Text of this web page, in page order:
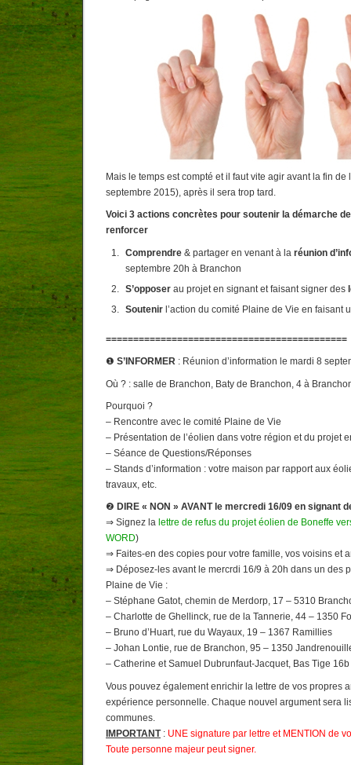
Mais le temps est compté et il faut vite agir avant la fin de
septembre 2015), après il sera trop tard.
Voici 3 actions concrètes pour soutenir la démarche
renforcer
Comprendre & partager en venant à laréunion
septembre 20h à Branchon
S’opposer au projet en signant et faisant signer des
Soutenir l’action du comité Plaine de Vie en faisant
============================================
❶ S’INFORMER : Réunion d’information le mardi 8
Où ? : salle de Branchon, Baty de Branchon, 4 à
Pourquoi ?
– Rencontre avec le comité Plaine de Vie
– Présentation de l’éolien dans votre région et du projet
– Séance de Questions/Réponses
– Stands d’information : votre maison par rapport aux
travaux, etc.
❷ DIRE « NON » AVANT le mercredi 16/09 en signant
⇒ Signez la lettre de refus du projet éolien de Boneffe
WORD)
⇒ Faites-en des copies pour votre famille, vos voisins et
⇒ Déposez-les avant le mercrdi 16/9 à 20h dans un des
Plaine de Vie :
– Stéphane Gatot, chemin de Merdorp, 17 – 5310
– Charlotte de Ghellinck, rue de la Tannerie, 44 – 1350
– Bruno d’Huart, rue du Wayaux, 19 – 1367 Ramillies
– Johan Lontie, rue de Branchon, 95 – 1350
– Catherine et Samuel Dubrunfaut-Jacquet, Bas Tige
Vous pouvez également enrichir la lettre de vos propres
expérience personnelle. Chaque nouvel argument sera
communes.
IMPORTANT: UNE signature par lettre et MENTION de
Toute personne majeur peut signer.